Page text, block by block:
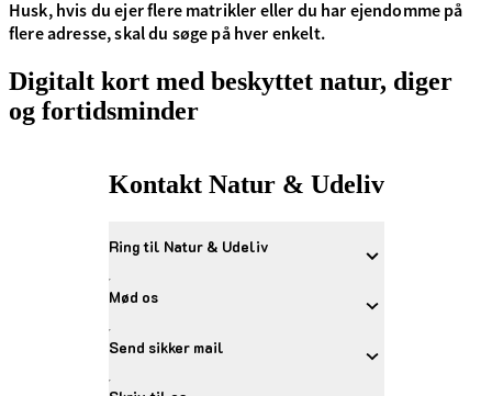
Husk, hvis du ejer flere matrikler eller du har ejendomme på
flere adresse, skal du søge på hver enkelt.
Digitalt kort med beskyttet natur, diger
og fortidsminder
Kontakt Natur & Udeliv
Ring til Natur & Udeliv
Mød os
Send sikker mail